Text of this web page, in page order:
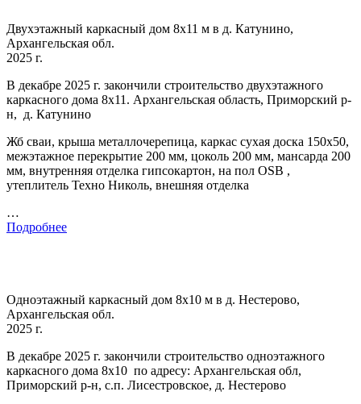
Двухэтажный каркасный дом 8х11 м в д. Катунино,
Архангельская обл.
2025 г.
В декабре 2025 г. закончили строительство двухэтажного
каркасного дома 8х11. Архангельская область, Приморский р-
н, д. Катунино
Жб сваи, крыша металлочерепица, каркас сухая доска 150х50,
межэтажное перекрытие 200 мм, цоколь 200 мм, мансарда 200
мм, внутренняя отделка гипсокартон, на пол OSB ,
утеплитель Техно Николь, внешняя отделка
…
Подробнее
Одноэтажный каркасный дом 8х10 м в д. Нестерово,
Архангельская обл.
2025 г.
В декабре 2025 г. закончили строительство одноэтажного
каркасного дома 8х10 по адресу: Архангельская обл,
Приморский р-н, с.п. Лисестровское, д. Нестерово